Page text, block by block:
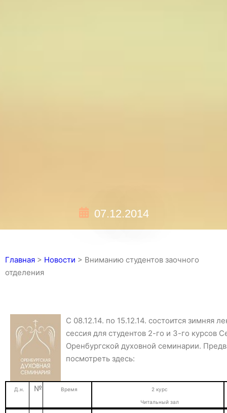
07.12.2014
Главная > Новости > Вниманию студентов заочного
отделения
С 08.12.14. по 15.12.14. состоится зимняя
сессия для студентов 2-го и 3-го курсов
Оренбургской духовной семинарии.
посмотреть здесь:
Д.н. № Время 2 курс
Читальный зал